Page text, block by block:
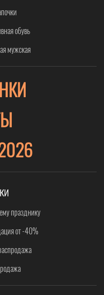
обувь
мужская
празднику
от -40%